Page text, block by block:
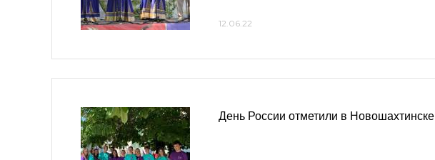
12.06.22
День России отметили в Новошахтинске